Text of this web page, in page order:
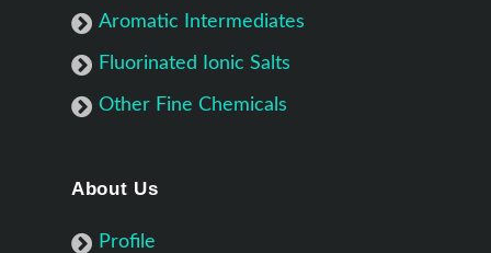
Aromatic Intermediates
Fluorinated Ionic Salts
Other Fine Chemicals
About Us
Profile